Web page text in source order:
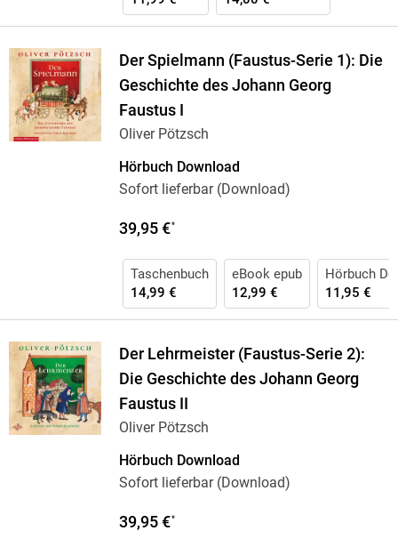
Der Spielmann (Faustus-Serie 1): Die
Geschichte des Johann Georg
Faustus I
Oliver Pötzsch
Hörbuch Download
Sofort lieferbar (Download)
39,95 €*
Taschenbuch
14,99 €
eBook epub
12,99 €
Hörbuch
11,95 €
Der Lehrmeister (Faustus-Serie 2):
Die Geschichte des Johann Georg
Faustus II
Oliver Pötzsch
Hörbuch Download
Sofort lieferbar (Download)
39,95 €*